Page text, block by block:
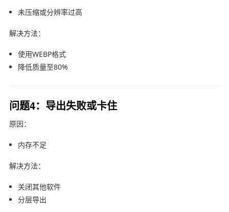
未压缩或分辨率过高
解决方法：
使用WEBP格式
降低质量至80%
问题4：导出失败或卡住
原因：
内存不足
解决方法：
关闭其他软件
分层导出